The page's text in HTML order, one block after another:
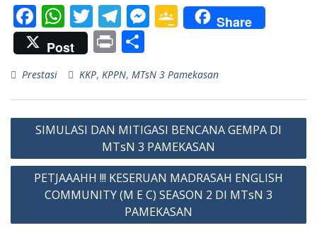
F
ac
e
b
o
o
k
W
h
at
s
A
p
p
T
w
itt
er
T
el
e
gr
a
m
M
e
n
g
er
G
o
gl
e
Cl
as
sr
o
o
Share
Post
Pr
in
t
h
ar
e
Prestasi KKP, KPPN, MTsN 3 Pamekasan
Navigasi
SIMULASI DAN MITIGASI BENCANA GEMPA DI
MTsN 3 PAMEKASAN
PETJAAAHH !!! KESERUAN MADRASAH ENGLISH
COMMUNITY (M E C) SEASON 2 DI MTsN 3
PAMEKASAN